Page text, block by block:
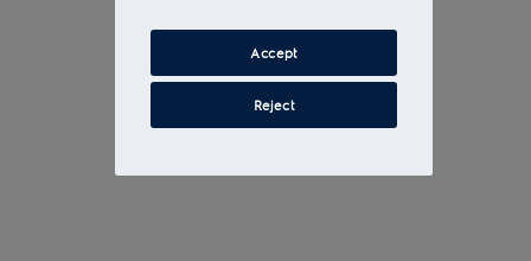
Accept
Reject